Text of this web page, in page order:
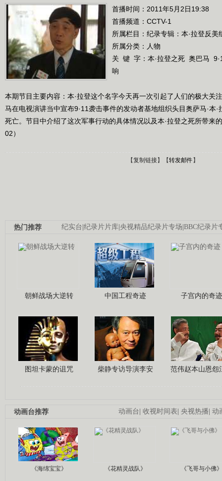
首播时间：2011年5月2日19:38
首播频道： CCTV-1
所属栏目： 纪录专辑：本·拉登反美
所属分类：人物
关 键 字： 本·拉登之死 奥巴马
响
本期节目主要内容：本·拉登这个名字今天再一次引起了人们的极大关
马在电视演讲当中宣布9·11袭击事件的发动者基地组织头目奥萨马·本
死亡。节目中介绍了这次军事行动的具体情况以及本·拉登之死所带来
02）
【复制链接】【转发邮件】
纪实台|纪录片片库|央视精品纪录片专场|BBC纪录片
热门推荐
朝鲜战场大逆转 中国工程奇迹 子宫内的奇迹
图坦卡蒙的诅咒 柴静专访导演李安 范伟赵本山恩怨
动画台| 收视时间表| 央视热播| 动
动画台推荐
《海绵宝宝》 《花精灵战队》 《飞哥与小佛》